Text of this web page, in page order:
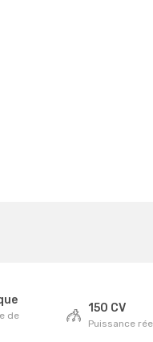
de
150 CV
Puissance